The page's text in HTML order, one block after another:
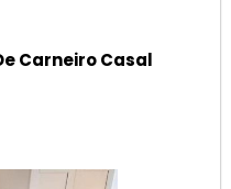
Carneiro Casal